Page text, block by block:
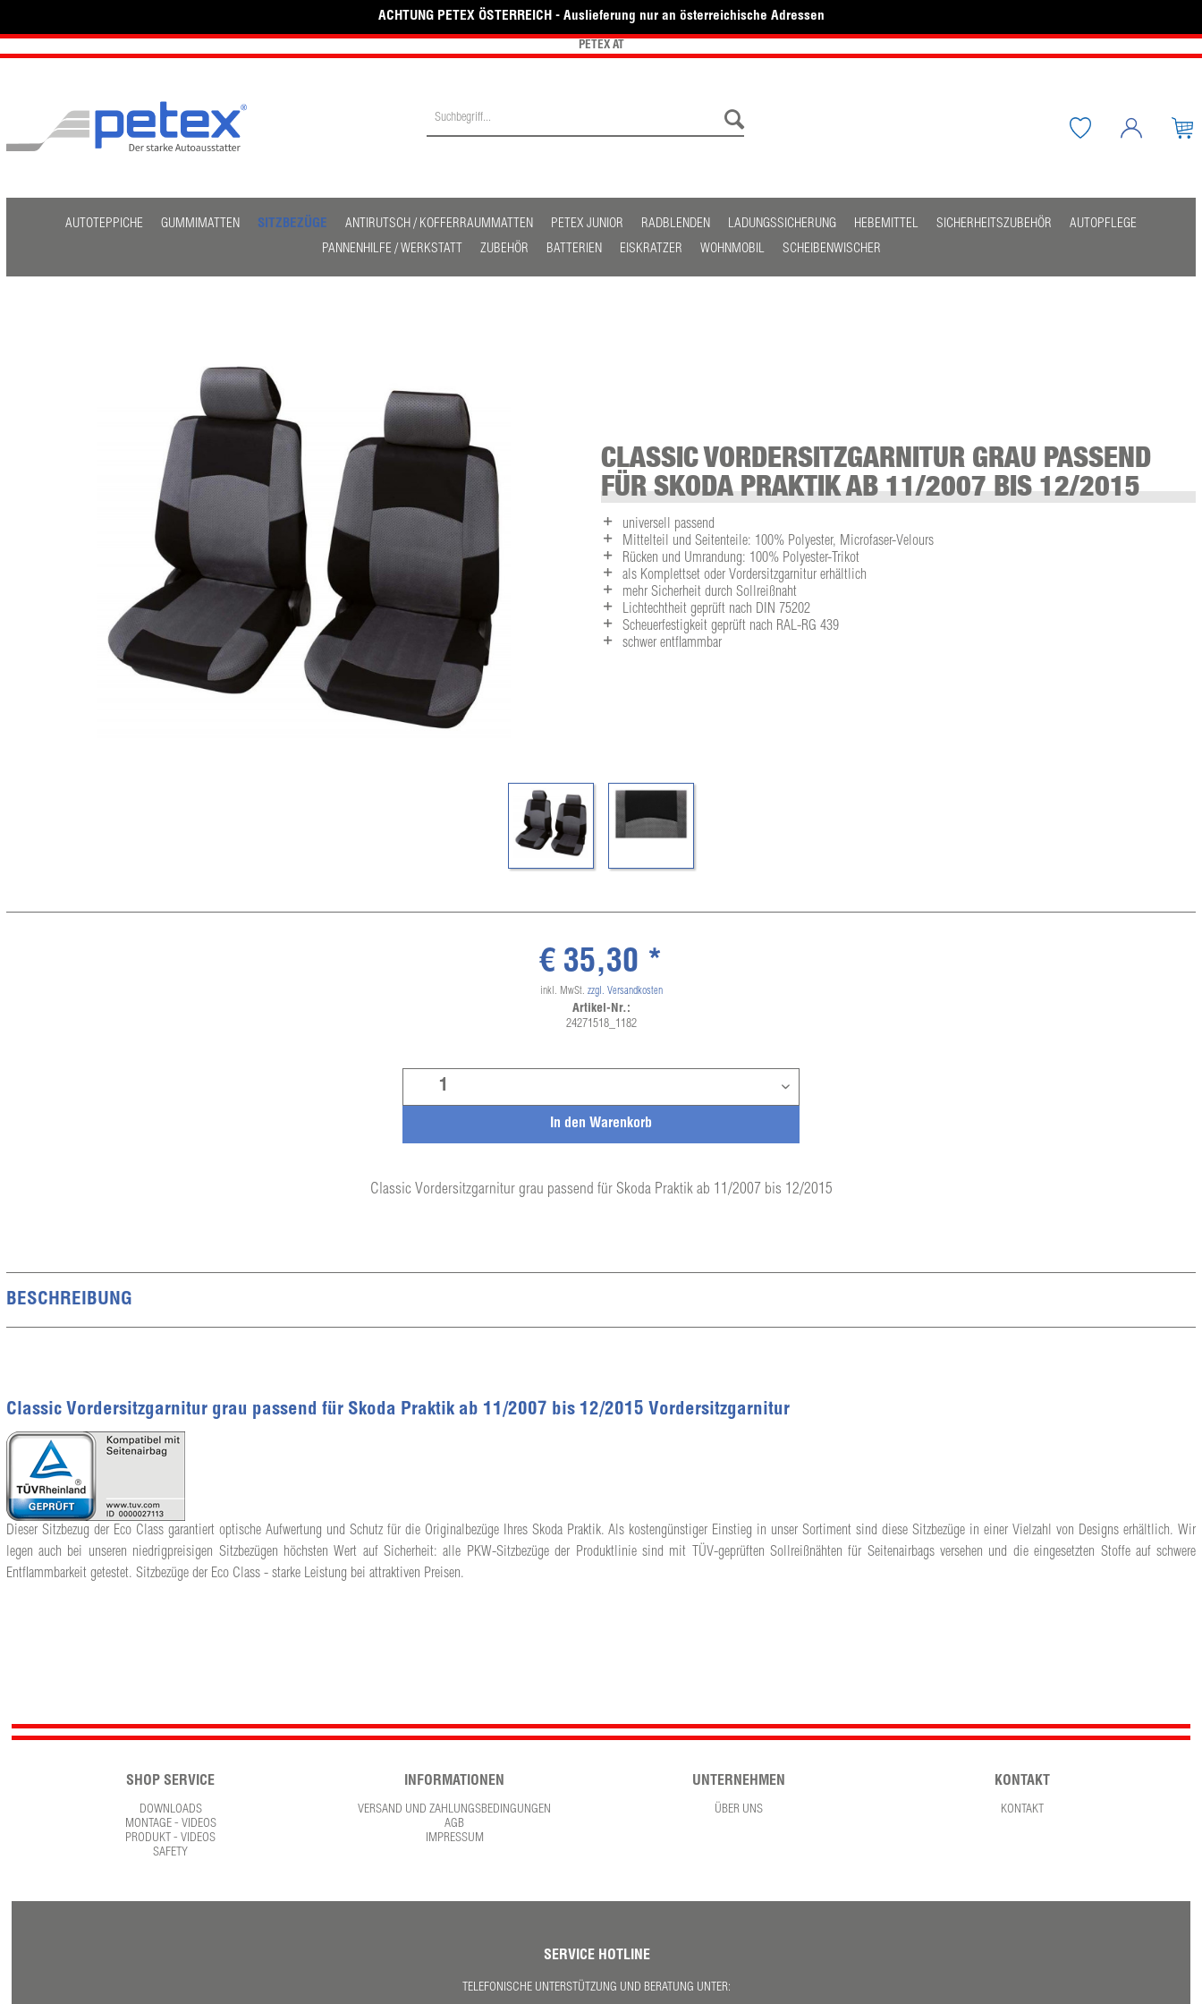
ACHTUNG PETEX ÖSTERREICH - Auslieferung nur an österreichische Adressen
PETEX AT
AUTOTEPPICHE GUMMIMATTEN SITZBEZÜGE ANTIRUTSCH / KOFFERRAUMMATTEN PETEX JUNIOR RADBLENDEN LADUNGSSICHERUNG HEBEMITTEL SICHERHEITSZUBEHÖR
AUTOPFLEGE
PANNENHILFE / WERKSTATT
ZUBEHÖR BATTERIEN EISKRATZER WOHNMOBIL SCHEIBENWISCHER
CLASSIC VORDERSITZGARNITUR GRAU PASSEND
FÜR SKODA PRAKTIK AB 11/2007 BIS 12/2015
universell passend
Mittelteil und Seitenteile: 100% Polyester, Microfaser-Velours
Rücken und Umrandung: 100% Polyester-Trikot
als Komplettset oder Vordersitzgarnitur erhältlich
mehr Sicherheit durch Sollreißnaht
Lichtechtheit geprüft nach DIN 75202
Scheuerfestigkeit geprüft nach RAL-RG 439
schwer entflammbar
Classic Vordersitzgarnitur grau passend für Skoda Praktik ab 11/2007 bis 12/2015
In den Warenkorb
€ 35,30 *
inkl. MwSt. zzgl. Versandkosten
Artikel-Nr.:
24271518_1182
BESCHREIBUNG
Classic Vordersitzgarnitur grau passend für Skoda Praktik ab 11/2007 bis 12/2015 Vordersitzgarnitur
Dieser Sitzbezug der Eco Class garantiert optische Aufwertung und Schutz für die Originalbezüge Ihres Skoda Praktik. Als kostengünstiger Einstieg in unser Sortiment sind diese Sitzbezüge in einer Vielzahl von Designs erhältlich. Wir
legen auch bei unseren niedrigpreisigen Sitzbezügen höchsten Wert auf Sicherheit: alle PKW-Sitzbezüge der Produktlinie sind mit TÜV-geprüften Sollreißnähten für Seitenairbags versehen und die eingesetzten Stoffe auf schwere
Entflammbarkeit getestet. Sitzbezüge der Eco Class - starke Leistung bei attraktiven Preisen.
SHOP SERVICE
DOWNLOADS
MONTAGE - VIDEOS
PRODUKT - VIDEOS
SAFETY
INFORMATIONEN
VERSAND UND ZAHLUNGSBEDINGUNGEN
AGB
IMPRESSUM
UNTERNEHMEN
ÜBER UNS
KONTAKT
KONTAKT
SERVICE HOTLINE
TELEFONISCHE UNTERSTÜTZUNG UND BERATUNG UNTER: